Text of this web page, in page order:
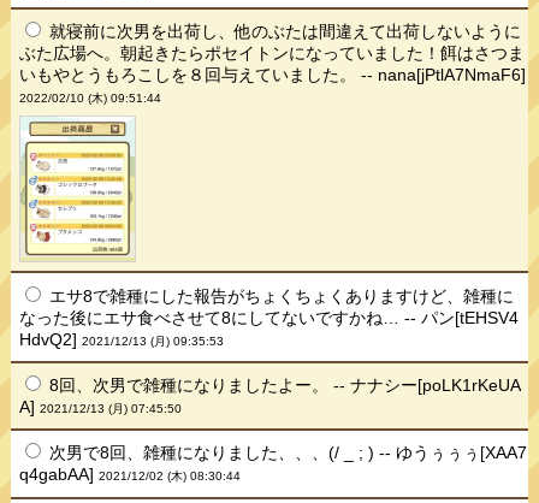
就寝前に次男を出荷し、他のぶたは間違えて出荷しないように
ぶた広場へ。朝起きたらポセイトンになっていました！餌はさつま
いもやとうもろこしを８回与えていました。 -- nana[jPtlA7NmaF6]
2022/02/10 (木) 09:51:44
エサ8で雑種にした報告がちょくちょくありますけど、雑種に
なった後にエサ食べさせて8にしてないですかね… -- パン[tEHSV4
HdvQ2]2021/12/13 (月) 09:35:53
8回、次男で雑種になりましたよー。 -- ナナシー[poLK1rKeUA
A]2021/12/13 (月) 07:45:50
次男で8回、雑種になりました、、、(/ _ ; ) -- ゆうぅぅぅ[XAA7
q4gabAA]2021/12/02 (木) 08:30:44